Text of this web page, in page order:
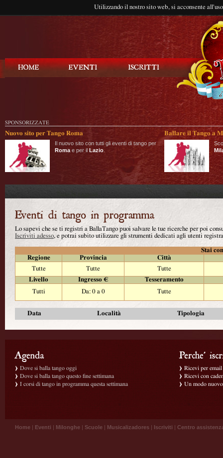
Utilizzando il nostro sito web, si acconsente
SPONSORIZZATE
Nuovo sito per Tango Roma
Il nuovo sito con tutti gli eventi di tango per
Roma e per il Lazio
Ballare il Tango a
Lo sapevi che se ti registri a BallaTango puoi salvare le tue ricerche per poi
Iscriviti adesso, e potrai subito utilizzare gli strumenti dedicati agli utenti
Stai
Regione
Provincia
Città
Tutte
Tutte
Tutte
Livello
Ingresso €
Tesseramento
Tutti
Da: 0 a 0 Tutte
Data Località Tipologia
Dove si balla tango oggi
Dove si balla tango questo fine settimana
I corsi di tango in programma questa settimana
Ricevi per
Ricevi con
Un modo
Home | Eventi | Milonghe | Scuole | Musicalizadores | Iscriviti | Centro